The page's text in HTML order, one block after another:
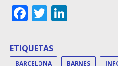
Facebook
Twitter
ETIQUETAS
BARCELONA BARNES